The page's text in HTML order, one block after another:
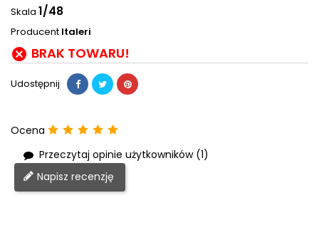
Skala 1/48
Producent Italeri
 BRAK TOWARU!
Udostępnij
Ocena
Przeczytaj opinie użytkowników (1)
Napisz recenzję